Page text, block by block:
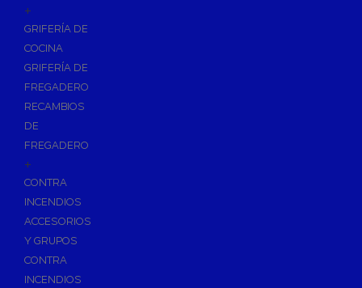
+
GRIFERÍA DE
COCINA
GRIFERÍA DE
FREGADERO
RECAMBIOS
DE
FREGADERO
+
CONTRA
INCENDIOS
ACCESORIOS
Y GRUPOS
CONTRA
INCENDIOS